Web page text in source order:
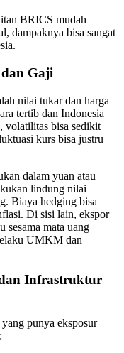
BRICS mudah
dampaknya bisa sangat
Gaji
nilai tukar dan harga
tertib dan Indonesia
volatilitas bisa sedikit
kurs bisa justru
dalam yuan atau
lindung nilai
Biaya hedging bisa
Di sisi lain, ekspor
sesama mata uang
UMKM dan
Infrastruktur
punya eksposur